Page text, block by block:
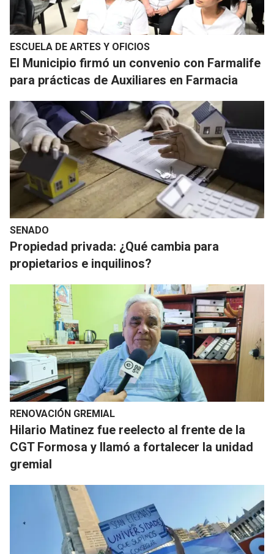
ESCUELA DE ARTES Y OFICIOS
El Municipio firmó un convenio con Farmalife
para prácticas de Auxiliares en Farmacia
SENADO
Propiedad privada: ¿Qué cambia para
propietarios e inquilinos?
RENOVACIÓN GREMIAL
Hilario Matinez fue reelecto al frente de la
CGT Formosa y llamó a fortalecer la unidad
gremial